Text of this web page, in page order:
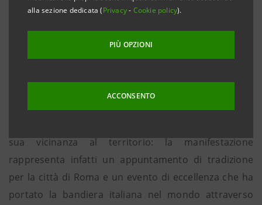
alla sezione dedicata (Privacy- Cookie policy).
PIÙ OPZIONI
ACCONSENTO
, che si terrà dal 24 al 28 maggio: un
sua vicinanza al territorio: la manifestazione
rappresenta infatti un appuntamento di tradizione
per la città di Roma e un evento di eccellenza che ha
portato la bandiera italiana nel mondo attraverso